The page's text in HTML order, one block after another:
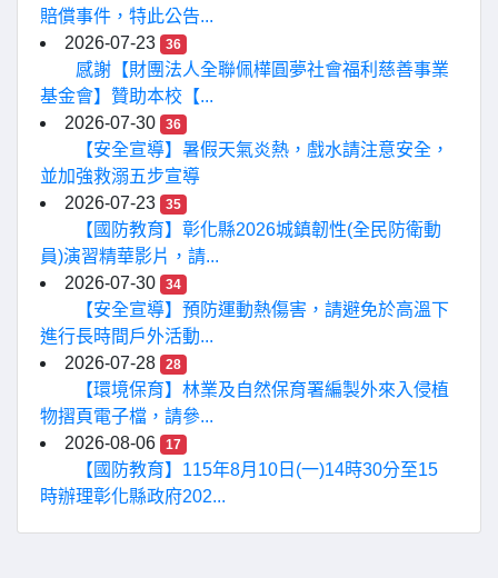
賠償事件，特此公告...
2026-07-23
36
感謝【財團法人全聯佩樺圓夢社會福利慈善事業
基金會】贊助本校【...
2026-07-30
36
【安全宣導】暑假天氣炎熱，戲水請注意安全，
並加強救溺五步宣導
2026-07-23
35
【國防教育】彰化縣2026城鎮韌性(全民防衛動
員)演習精華影片，請...
2026-07-30
34
【安全宣導】預防運動熱傷害，請避免於高溫下
進行長時間戶外活動...
2026-07-28
28
【環境保育】林業及自然保育署編製外來入侵植
物摺頁電子檔，請參...
2026-08-06
17
【國防教育】115年8月10日(一)14時30分至15
時辦理彰化縣政府202...